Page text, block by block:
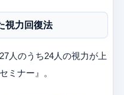
視力回復法
人のうち24人の視力が上
ミナー』。